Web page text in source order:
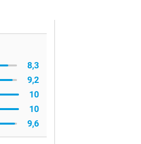
8,3
9,2
10
10
9,6